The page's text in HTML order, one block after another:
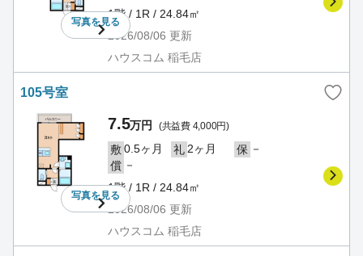
写真を見る
1階 / 1R / 24.84㎡
2026/08/06 更新
ハウスコム 稲毛店
105号室
写真を見る
7.5万円 (共益費 4,000円)
敷0.5ヶ月 礼 2ヶ月 保 －
償 －
1階 / 1R / 24.84㎡
2026/08/06 更新
ハウスコム 稲毛店